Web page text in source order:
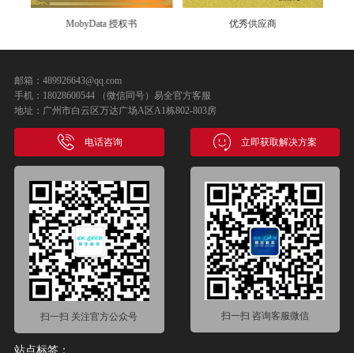
优秀供应商 吉安商会会员单位
邮箱：489926643@qq.com
手机：18028600544 （微信同号）易全官方客服
地址：广州市白云区万达广场A区A1栋802-803房
电话咨询 立即获取解决方案
扫一扫 关注官方公众号 扫一扫 咨询客服微信
站点标签：